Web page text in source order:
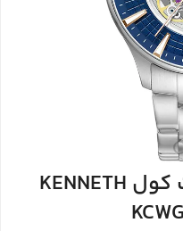
ساعت مچی مردانه کنت کول KENNETH